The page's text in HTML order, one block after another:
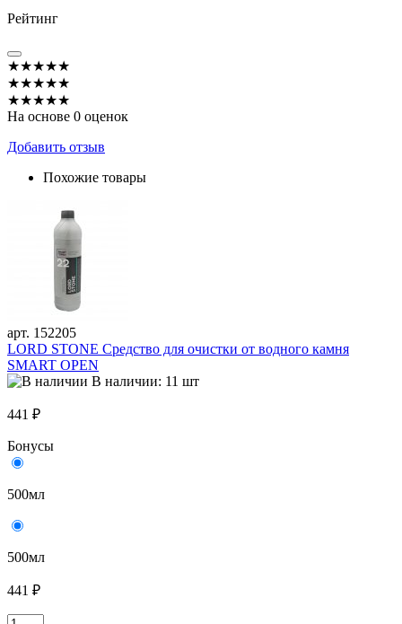
Рейтинг
★★★★★
★★★★★
★★★★★
На основе 0 оценок
Добавить отзыв
Похожие товары
арт. 152205
LORD STONE Средство для очистки от водного камня
SMART OPEN
В наличии: 11 шт
441 ₽
Бонусы
500мл
500мл
441 ₽